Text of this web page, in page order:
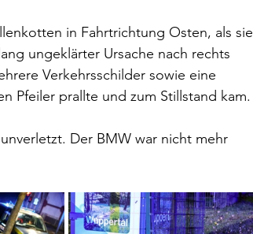
in Fahrtrichtung Osten, als sie
ungeklärter Ursache nach rechts
Verkehrsschilder sowie eine
Pfeiler prallte und zum Stillstand kam.
Der BMW war nicht mehr